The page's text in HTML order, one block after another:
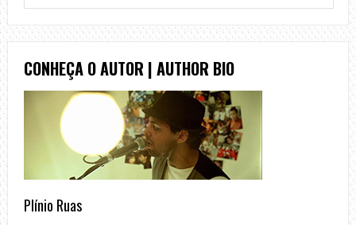
CONHEÇA O AUTOR | AUTHOR BIO
Plínio Ruas